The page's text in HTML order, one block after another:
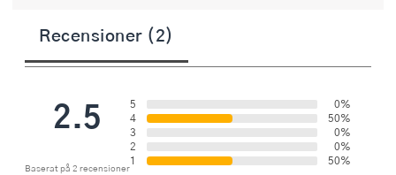
Recensioner (2)
2.5
Baserat på 2 recensioner
5
0%
4
50%
3
0%
2
0%
1
50%